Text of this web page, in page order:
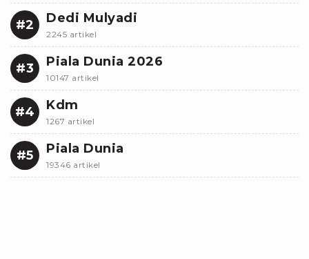
#2 Dedi Mulyadi
2245 artikel
#3 Piala Dunia 2026
10147 artikel
#4 Kdm
1267 artikel
#5 Piala Dunia
19346 artikel